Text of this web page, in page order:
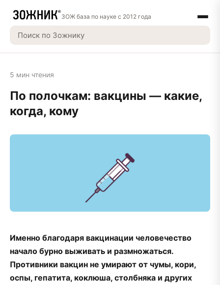
ЗОЖ база по науке с 2012 года
5 мин чтения
По полочкам: вакцины — какие,
когда, кому
Именно благодаря вакцинации человечество
начало бурно выживать и размножаться.
Противники вакцин не умирают от чумы, кори,
оспы, гепатита, коклюша, столбняка и других